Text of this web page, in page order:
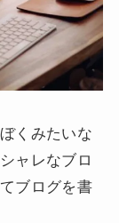
くみたいな
ャレなブロ
ブログを書